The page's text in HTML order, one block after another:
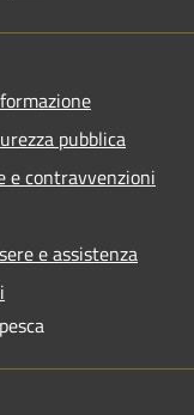
pubblica
e contravvenzioni
e assistenza